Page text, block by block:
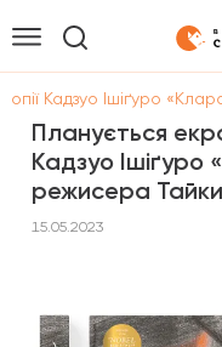
Кадзуо Ішіґуро
Планується
Кадзуо Ішіґуро
режисера Тайки
15.05.2023